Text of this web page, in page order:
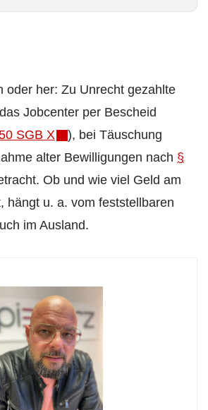
*
oder her: Zu Unrecht gezahlte
Jobcenter per Bescheid
SGB X
), bei Täuschung
alter Bewilligungen nach §
Ob und wie viel Geld am
hängt u. a. vom feststellbaren
im Ausland.